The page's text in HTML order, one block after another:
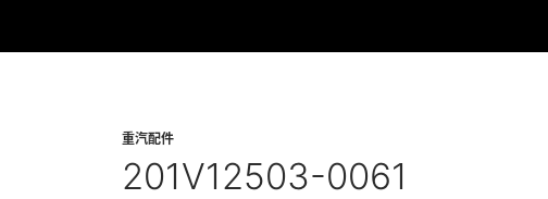
重汽配件
201V12503-0061